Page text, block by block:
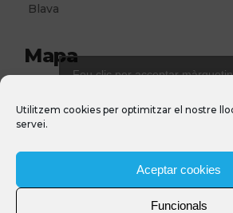
Utilitzem cookies per optimitzar el nostre
servei.
Aceptar cookies
Funcionals
Mapa
Feu clic per acceptar